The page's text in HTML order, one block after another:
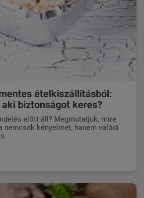
ételkiszállításból:
biztonságot keres?
előtt áll? Megmutatjuk, mire
nemcsak kényelmet, hanem valódi